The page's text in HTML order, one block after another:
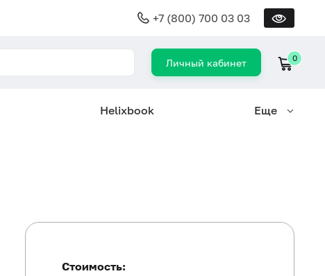
+7 (800) 700 03 03
Личный кабинет 0
Helixbook Еще
Стоимость: